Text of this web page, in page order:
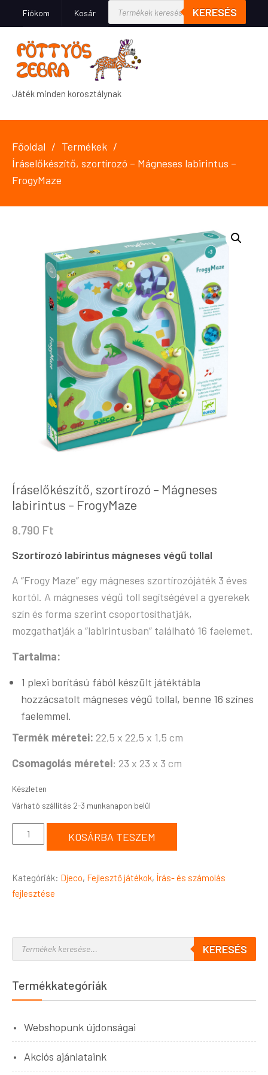
Fiókom Kosár KERESÉS
Játék minden korosztálynak
Főoldal
Termékek
Íráselőkészítő, szortírozó – Mágneses labirintus –
FrogyMaze
Íráselőkészítő, szortírozó – Mágneses
labirintus – FrogyMaze
8.790 Ft
Szortírozó labirintus mágneses végű tollal
A “Frogy Maze” egy mágneses szortírozójáték 3 éves
kortól. A mágneses végű toll segítségével a gyerekek
szín és forma szerint csoportosíthatják,
mozgathatják a “labirintusban” található 16 faelemet.
Tartalma:
1 plexi borítású fából készült játéktábla
hozzácsatolt mágneses végű tollal, benne 16 színes
faelemmel.
Termék méretei: 22,5 x 22,5 x 1,5 cm
Csomagolás méretei: 23 x 23 x 3 cm
Készleten
KOSÁRBA TESZEM
Kategóriák: Djeco, Fejlesztő játékok, Írás- és számolás
fejlesztése
KERESÉS
Termékkategóriák
Webshopunk újdonságai
Akciós ajánlataink